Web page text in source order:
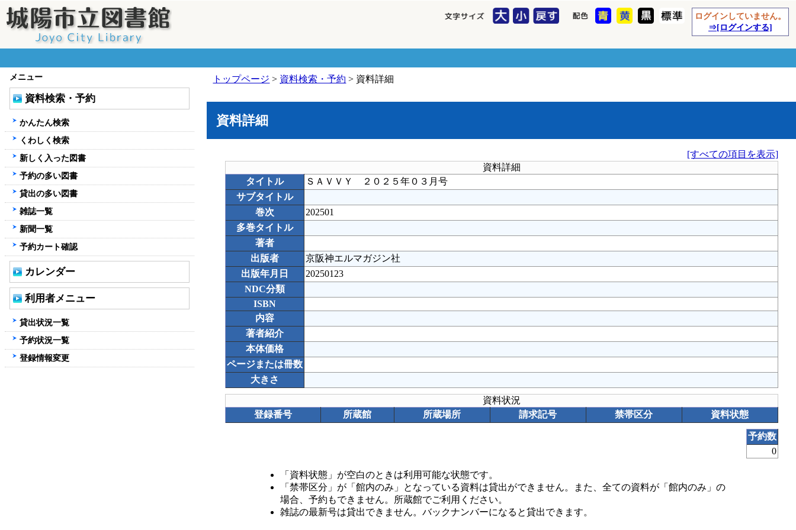
ログインしていません。
⇒[ログインする]
トップページ > 資料検索・予約 > 資料詳細
資料詳細
[すべての項目を表示]
資料詳細
タイトル
ＳＡＶＶＹ ２０２５年０３月号
サブタイトル
巻次
202501
多巻タイトル
著者
出版者
京阪神エルマガジン社
出版年月日
20250123
NDC分類
ISBN
内容
著者紹介
本体価格
ページまたは冊数
大きさ
資料状況
登録番号
所蔵館 所蔵場所 請求記号 禁帯区分 資料状態
予約数
0
「資料状態」が空白のときは利用可能な状態です。
「禁帯区分」が「館内のみ」となっている資料は貸出ができません。また、全ての資料が「館内のみ」の
場合、予約もできません。所蔵館でご利用ください。
雑誌の最新号は貸出できません。バックナンバーになると貸出できます。
メニュー
資料検索・予約
かんたん検索
くわしく検索
新しく入った図書
予約の多い図書
貸出の多い図書
雑誌一覧
新聞一覧
予約カート確認
カレンダー
利用者メニュー
貸出状況一覧
予約状況一覧
登録情報変更